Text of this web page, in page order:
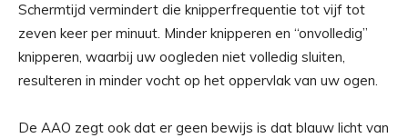
Schermtijd vermindert die knipperfrequentie tot vijf tot
zeven keer per minuut. Minder knipperen en “onvolledig”
knipperen, waarbij uw oogleden niet volledig sluiten,
resulteren in minder vocht op het oppervlak van uw ogen.
De AAO zegt ook dat er geen bewijs is dat blauw licht van